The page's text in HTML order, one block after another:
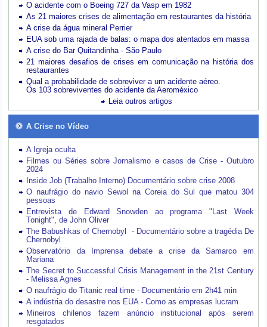
O acidente com o Boeing 727 da Vasp em 1982
As 21 maiores crises de alimentação em restaurantes da história
A crise da água mineral Perrier
EUA sob uma rajada de balas: o mapa dos atentados em massa
A crise do Bar Quitandinha - São Paulo
21 maiores desafios de crises em comunicação na história dos
restaurantes
Qual a probabilidade de sobreviver a um acidente aéreo.
Os 103 sobreviventes do acidente da Aeroméxico
Leia outros artigos
A Crise no Vídeo
A Igreja oculta
Filmes ou Séries sobre Jornalismo e casos de Crise - Outubro
2024
Inside Job (Trabalho Interno) Documentário sobre crise 2008
O naufrágio do navio Sewol na Coreia do Sul que matou 304
pessoas
Entrevista de Edward Snowden ao programa "Last Week
Tonight", de John Oliver
The Babushkas of Chernobyl - Documentário sobre a tragédia De
Chernobyl
Observatório da Imprensa debate a crise da Samarco em
Mariana
The Secret to Successful Crisis Management in the 21st Century
- Melissa Agnes
O naufrágio do Titanic real time - Documentário em 2h41 min
A indústria do desastre nos EUA - Como as empresas lucram
Mineiros chilenos fazem anúncio institucional após serem
resgatados